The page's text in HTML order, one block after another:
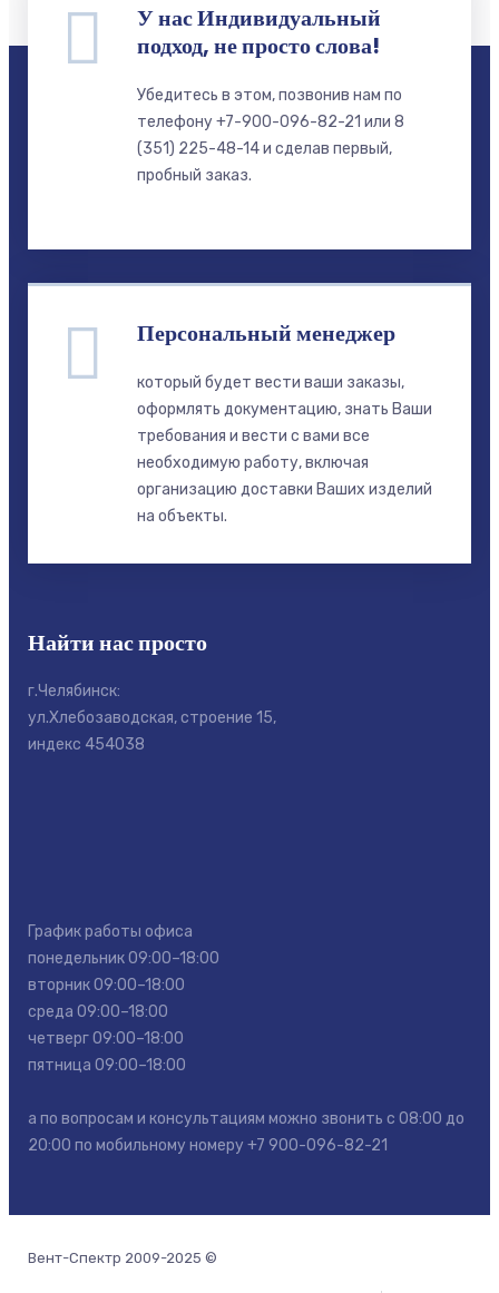
У нас Индивидуальный
подход, не просто слова!
Убедитесь в этом, позвонив нам по
телефону +7-900-096-82-21 или 8
(351) 225-48-14 и сделав первый,
пробный заказ.
Персональный менеджер
который будет вести ваши заказы,
оформлять документацию, знать Ваши
требования и вести с вами все
необходимую работу, включая
организацию доставки Ваших изделий
на объекты.
Найти нас просто
г.Челябинск:
ул.Хлебозаводская, строение 15,
индекс 454038
График работы офиса
понедельник 09:00–18:00
вторник 09:00–18:00
среда 09:00–18:00
четверг 09:00–18:00
пятница 09:00–18:00
а по вопросам и консультациям можно звонить с 08:00 до
20:00 по мобильному номеру+7 900-096-82-21
Вент-Спектр 2009-2025 ©